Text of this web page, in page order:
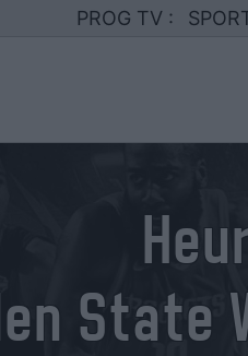
PROG TV :
State